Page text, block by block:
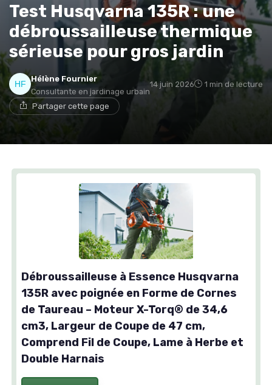
Test Husqvarna 135R : une
débroussailleuse thermique
sérieuse pour gros jardin
Hélène Fournier
Consultante en jardinage urbain
14 juin 2026 1 min de lecture
Partager cette page
Débroussailleuse à Essence Husqvarna
135R avec poignée en Forme de Cornes
de Taureau – Moteur X-Torq® de 34,6
cm3, Largeur de Coupe de 47 cm,
Comprend Fil de Coupe, Lame à Herbe et
Double Harnais